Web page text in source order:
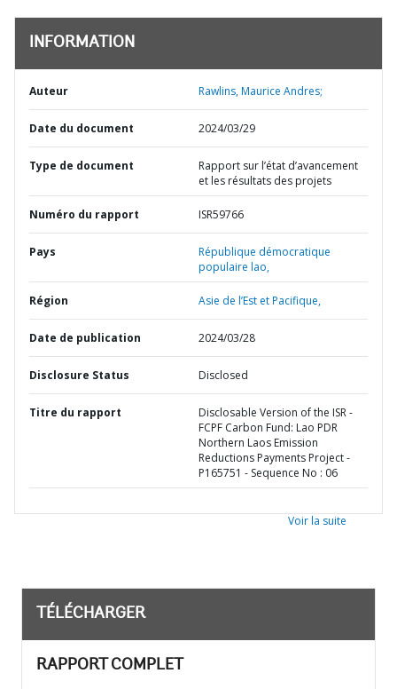
INFORMATION
Auteur Rawlins, Maurice Andres;
Date du document 2024/03/29
Type de document
Rapport sur l’état d’avancement
et les résultats des projets
Numéro du rapport ISR59766
Pays
République démocratique
populaire lao,
Région Asie de l’Est et Pacifique,
Date de publication 2024/03/28
Disclosure Status Disclosed
Titre du rapport
Disclosable Version of the ISR -
FCPF Carbon Fund: Lao PDR
Northern Laos Emission
Reductions Payments Project -
P165751 - Sequence No : 06
Voir la suite
TÉLÉCHARGER
RAPPORT COMPLET